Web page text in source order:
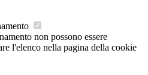
non possono essere
l'elenco nella pagina della cookie